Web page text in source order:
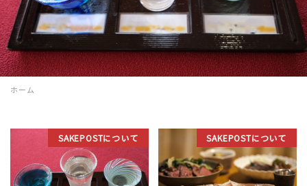
ホーム
SAKEPOSTについて SAKEPOSTについて